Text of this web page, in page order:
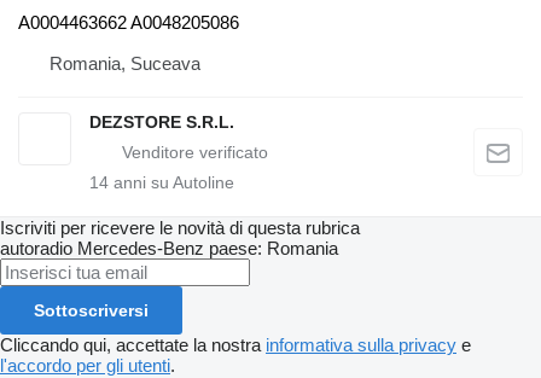
A0004463662 A0048205086
Romania, Suceava
DEZSTORE S.R.L.
14 anni su Autoline
Iscriviti per ricevere le novità di questa rubrica
autoradio Mercedes-Benz paese: Romania
Sottoscriversi
Cliccando qui, accettate la nostra informativa sulla privacy e
l'accordo per gli utenti.